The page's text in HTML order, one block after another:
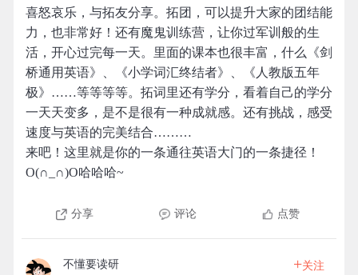
喜怒哀乐，与拓友分享。拓团，可以提升大家的团结能
力，也非常好！还有魔鬼训练营，让你过军训般的生
活，开心过完每一天。里面的课本也很丰富，什么《剑
桥通用英语》、《小学词汇终结者》、《人教版五年
极》……等等等等。拓词里还有学分，看着自己的学分
一天天变多，是不是很有一种成就感。还有挑战，感受
速度与英语的完美结合………
来吧！这里就是你的一条通往英语大门的一条捷径！
O(∩_∩)O哈哈哈~
分享 评论 点赞
不懂要读研 +关注